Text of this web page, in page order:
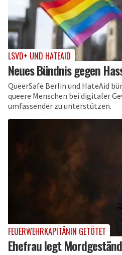
LSVD+ UND HATEAID
Neues Bündnis gegen
QueerSafe Berlin und HateAid
queere Menschen bei digitaler
umfassender zu unterstützen.
FEUERWEHRKAPITÄNIN GETÖTET
Ehefrau legt